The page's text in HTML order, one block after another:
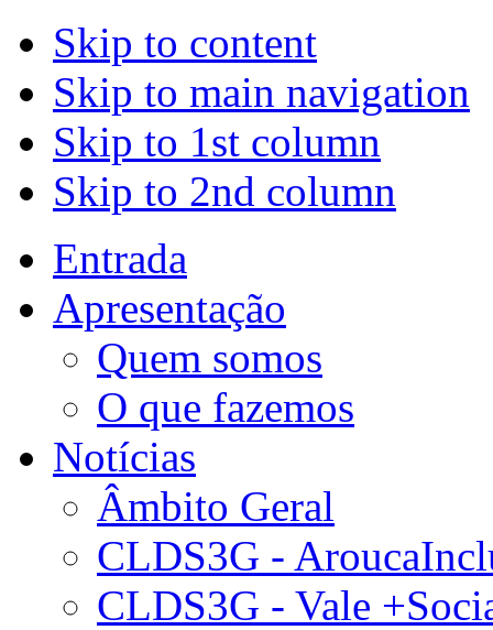
Skip to content
Skip to main navigation
Skip to 1st column
Skip to 2nd column
Entrada
Apresentação
Quem somos
O que fazemos
Notícias
Âmbito Geral
CLDS3G -
CLDS3G - Vale